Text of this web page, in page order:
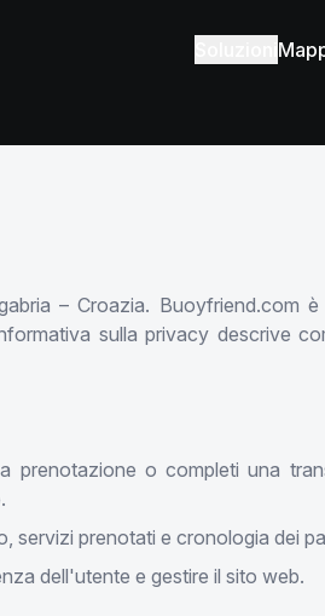
– Croazia. Buoyfriend.com
sulla privacy descrive
prenotazione o completi una
servizi prenotati e cronologia dei
dell'utente e gestire il sito web.